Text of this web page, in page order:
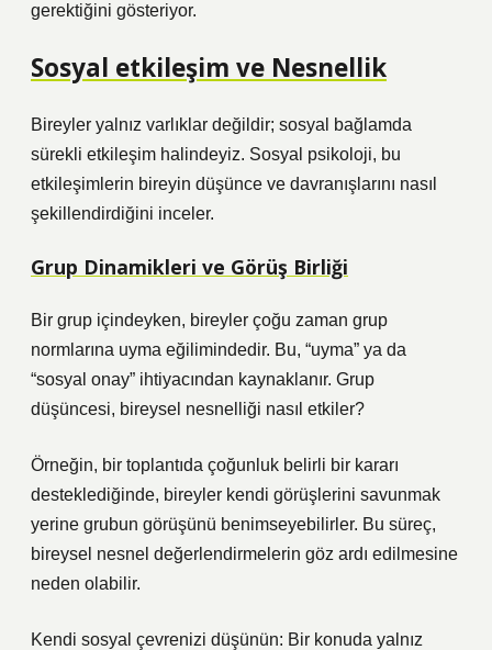
gerektiğini gösteriyor.
Sosyal etkileşim ve Nesnellik
Bireyler yalnız varlıklar değildir; sosyal bağlamda
sürekli etkileşim halindeyiz. Sosyal psikoloji, bu
etkileşimlerin bireyin düşünce ve davranışlarını nasıl
şekillendirdiğini inceler.
Grup Dinamikleri ve Görüş Birliği
Bir grup içindeyken, bireyler çoğu zaman grup
normlarına uyma eğilimindedir. Bu, “uyma” ya da
“sosyal onay” ihtiyacından kaynaklanır. Grup
düşüncesi, bireysel nesnelliği nasıl etkiler?
Örneğin, bir toplantıda çoğunluk belirli bir kararı
desteklediğinde, bireyler kendi görüşlerini savunmak
yerine grubun görüşünü benimseyebilirler. Bu süreç,
bireysel nesnel değerlendirmelerin göz ardı edilmesine
neden olabilir.
Kendi sosyal çevrenizi düşünün: Bir konuda yalnız